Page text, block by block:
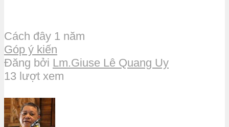
Cách đây 1 năm
Góp ý kiến
Đăng bởi Lm.Giuse Lê Quang Uy
13 lượt xem